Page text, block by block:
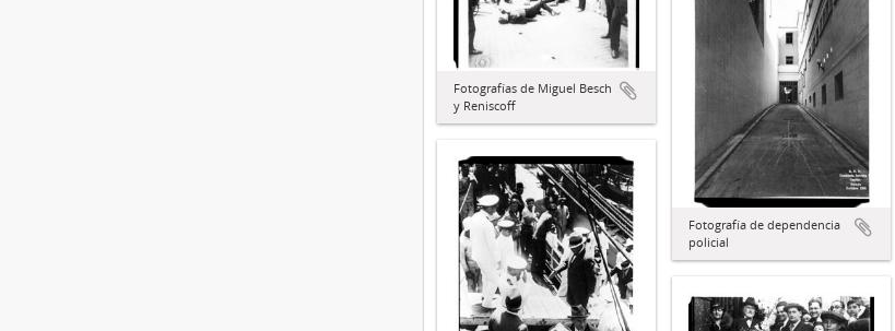
Fotografía de dependencia
policial
Fotografías de Miguel Besch
y Reniscoff